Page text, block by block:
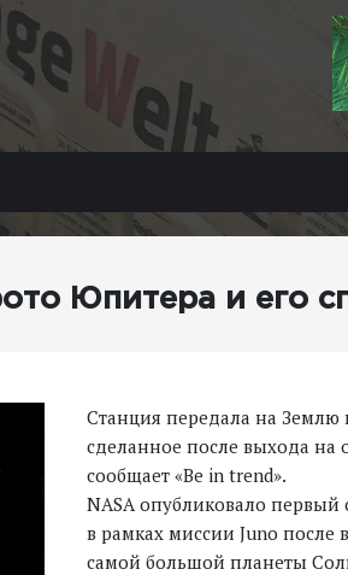
Юпитера и его
Станция передала на Землю
сделанное после выхода на
сообщает «Be in trend».
NASA опубликовало
в рамках миссии Juno после
самой большой планеты